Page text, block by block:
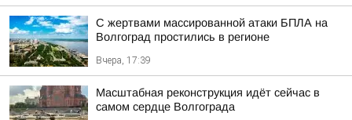
С жертвами массированной атаки БПЛА на
Волгоград простились в регионе
Вчера, 17:39
Масштабная реконструкция идёт сейчас в
самом сердце Волгограда